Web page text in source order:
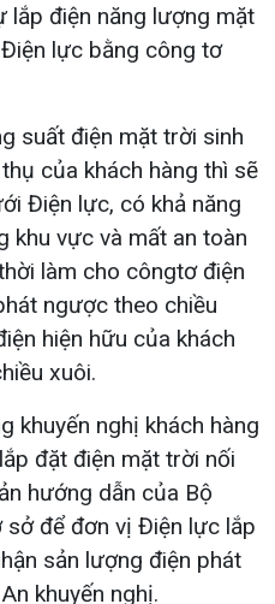
lắp điện năng lượng mặt
lực bằng công tơ
suất điện mặt trời sinh
của khách hàng thì sẽ
Điện lực, có khả năng
khu vực và mất an toàn
làm cho côngtơ điện
ngược theo chiều
hiện hữu của khách
xuôi.
khuyến nghị khách hàng
đặt điện mặt trời nối
hướng dẫn của Bộ
sở để đơn vị Điện lực lắp
sản lượng điện phát
khuyến nghị.